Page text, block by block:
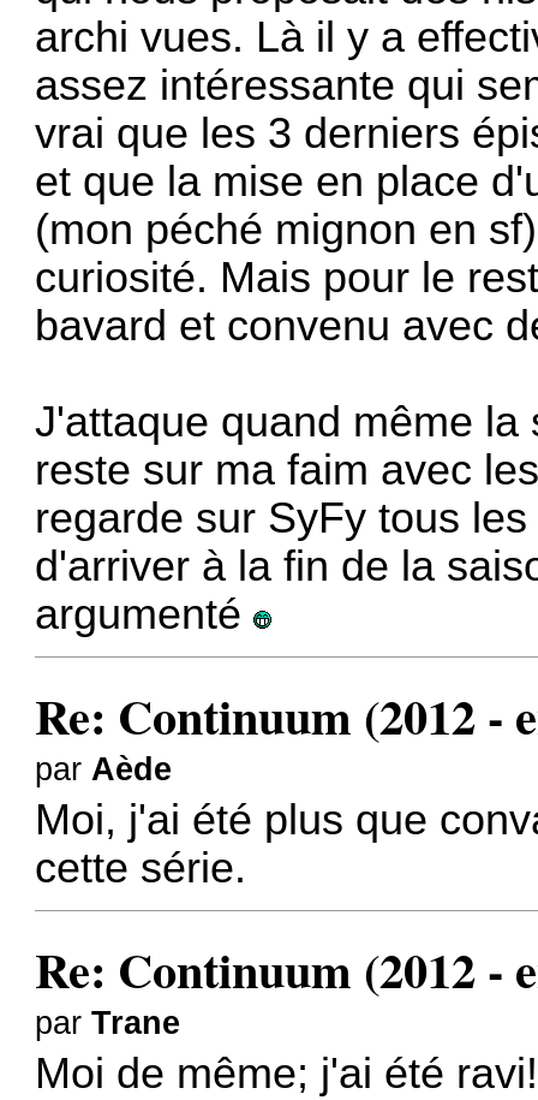
archi vues. Là il y a
assez intéressante qui
vrai que les 3 derniers
et que la mise en place
(mon péché mignon en
curiosité. Mais pour le
bavard et convenu avec
J'attaque quand même
reste sur ma faim avec
regarde sur SyFy tous
d'arriver à la fin de la
argumenté
Re: Continuum (2012 -
par Aède
Moi, j'ai été plus que
cette série.
Re: Continuum (2012 -
parTrane
Moi de même; j'ai été ravi!